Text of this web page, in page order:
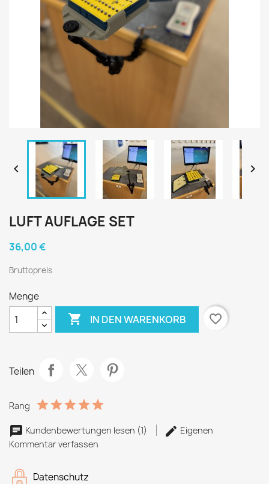
 
LUFT AUFLAGE SET
36,00 €
Bruttopreis
Menge
 IN DEN WARENKORB favorite_border
Teilen
Rang
Kundenbewertungen lesen (1)
Eigenen
Kommentar verfassen
Datenschutz